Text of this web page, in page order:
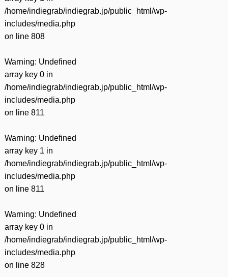
/home/indiegrab/indiegrab.jp/public_html/wp-
includes/media.php
on line 808
Warning: Undefined
array key 0 in
/home/indiegrab/indiegrab.jp/public_html/wp-
includes/media.php
on line 811
Warning: Undefined
array key 1 in
/home/indiegrab/indiegrab.jp/public_html/wp-
includes/media.php
on line 811
Warning: Undefined
array key 0 in
/home/indiegrab/indiegrab.jp/public_html/wp-
includes/media.php
on line 828